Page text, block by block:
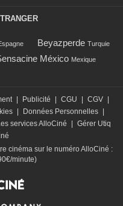
Beyazperde Turquie
México Mexique
| Publicité | CGU | CGV |
| Données Personnelles |
services AlloCiné | Gérer Utiq
cinéma sur le numéro AlloCiné :
minute)